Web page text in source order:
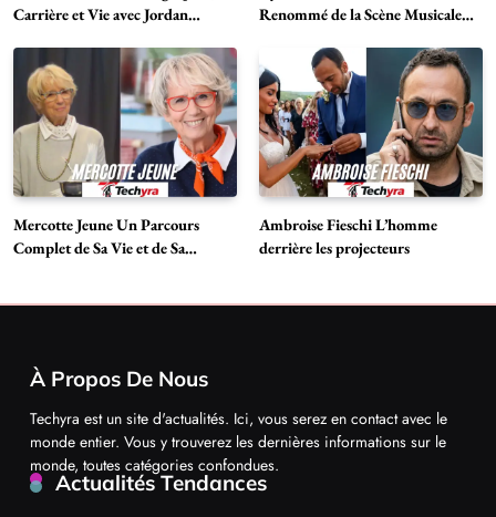
Carrière et Vie avec Jordan
Renommé de la Scène Musicale
Mercotte Jeune Un Parcours
Complet de Sa Vie et de Sa
Ambroise Fieschi L’homme
derrière les projecteurs
À Propos De Nous
Techyra est un site d'actualités. Ici, vous serez en contact avec le
monde entier. Vous y trouverez les dernières informations sur le
monde, toutes catégories confondues.
Actualités Tendances